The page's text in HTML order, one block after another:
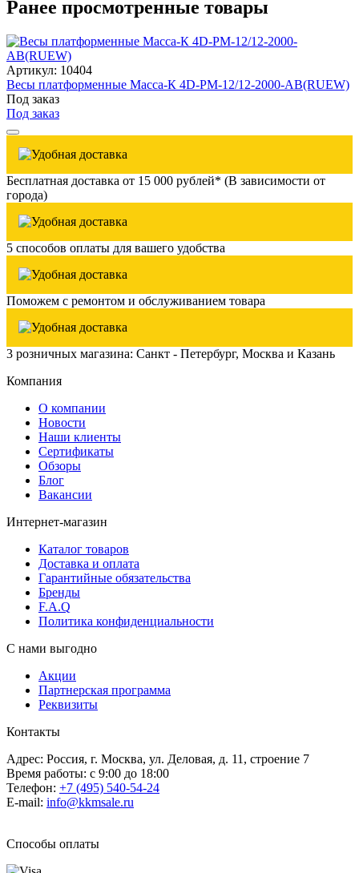
Ранее просмотренные товары
Артикул: 10404
Весы платформенные Масса-К 4D-PM-12/12-2000-AB(RUEW)
Под заказ
Под заказ
Бесплатная доставка от 15 000 рублей* (В зависимости от
города)
5 способов оплаты для вашего удобства
Поможем с ремонтом и обслуживанием товара
3 розничных магазина: Санкт - Петербург, Москва и Казань
Компания
О компании
Новости
Наши клиенты
Сертификаты
Обзоры
Блог
Вакансии
Интернет-магазин
Каталог товаров
Доставка и оплата
Гарантийные обязательства
Бренды
F.A.Q
Политика конфиденциальности
С нами выгодно
Акции
Партнерская программа
Реквизиты
Контакты
Адрес: Россия, г. Москва, ул. Деловая, д. 11, строение 7
Время работы: с 9:00 до 18:00
Телефон: +7 (495) 540-54-24
E-mail: info@kkmsale.ru
Способы оплаты